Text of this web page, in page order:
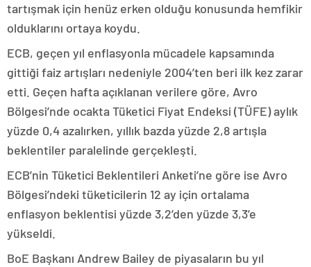
tartışmak için henüz erken olduğu konusunda hemfikir
olduklarını ortaya koydu.
ECB, geçen yıl enflasyonla mücadele kapsamında
gittiği faiz artışları nedeniyle 2004’ten beri ilk kez zarar
etti. Geçen hafta açıklanan verilere göre, Avro
Bölgesi’nde ocakta Tüketici Fiyat Endeksi (TÜFE) aylık
yüzde 0,4 azalırken, yıllık bazda yüzde 2,8 artışla
beklentiler paralelinde gerçekleşti.
ECB’nin Tüketici Beklentileri Anketi’ne göre ise Avro
Bölgesi’ndeki tüketicilerin 12 ay için ortalama
enflasyon beklentisi yüzde 3,2’den yüzde 3,3’e
yükseldi.
BoE Başkanı Andrew Bailey de piyasaların bu yıl